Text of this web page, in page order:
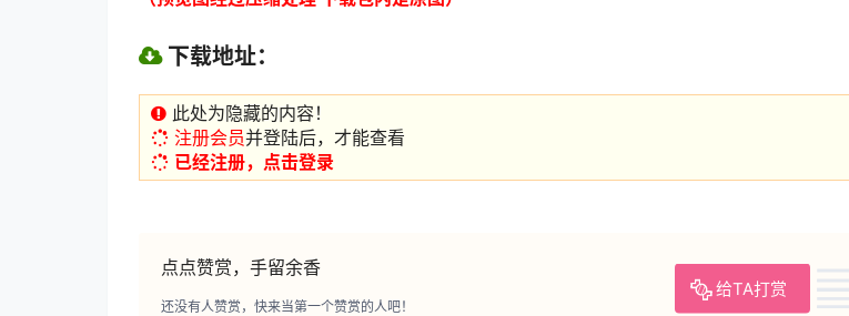
下载地址：
此处为隐藏的内容！
注册会员并登陆后，才能查看
已经注册，点击登录
点点赞赏，手留余香
给TA打赏
还没有人赞赏，快来当第一个赞赏的人吧！